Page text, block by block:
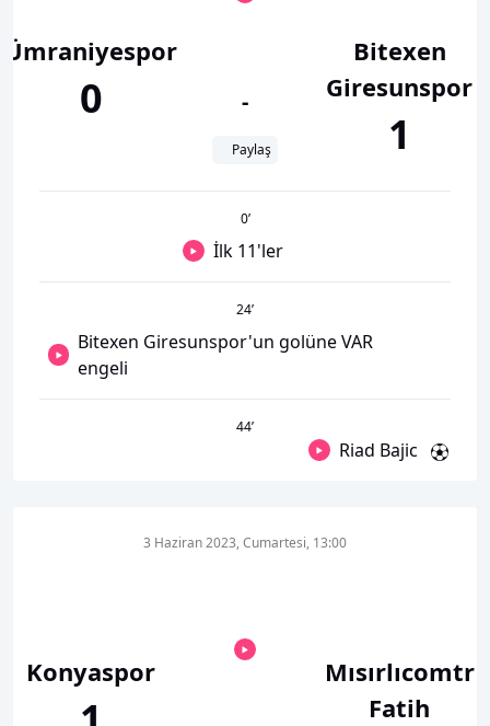
Ümraniyespor
0 -
Paylaş
Bitexen
Giresunspor
1
0’
İlk 11'ler
24’
Bitexen Giresunspor'un golüne VAR
engeli
44’
Riad Bajic
Konyaspor
3 Haziran 2023, Cumartesi, 13:00
Mısırlıcomtr
Fatih